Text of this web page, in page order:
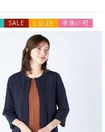
SALE L SIZE 手洗い可